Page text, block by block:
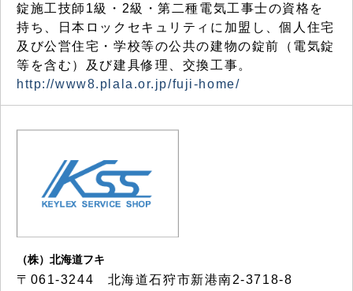
錠施工技師1級・2級・第二種電気工事士の資格を
持ち、日本ロックセキュリティに加盟し、個人住宅
及び公営住宅・学校等の公共の建物の錠前（電気錠
等を含む）及び建具修理、交換工事。
http://www8.plala.or.jp/fuji-home/
（株）北海道フキ
〒061-3244 北海道石狩市新港南2-3718-8